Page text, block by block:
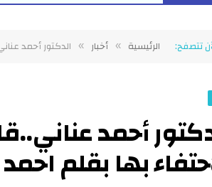
تتصفح: الرئيسية » أخبار » الدكتور أحمد
أحمد
بها بقلم